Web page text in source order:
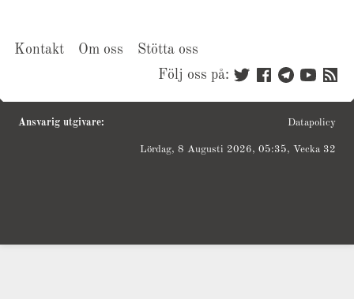
Kontakt Om oss
Stötta oss
Följ oss på:
Ansvarig utgivare: Datapolicy
Lördag, 8 Augusti 2026, 05:35, Vecka 32